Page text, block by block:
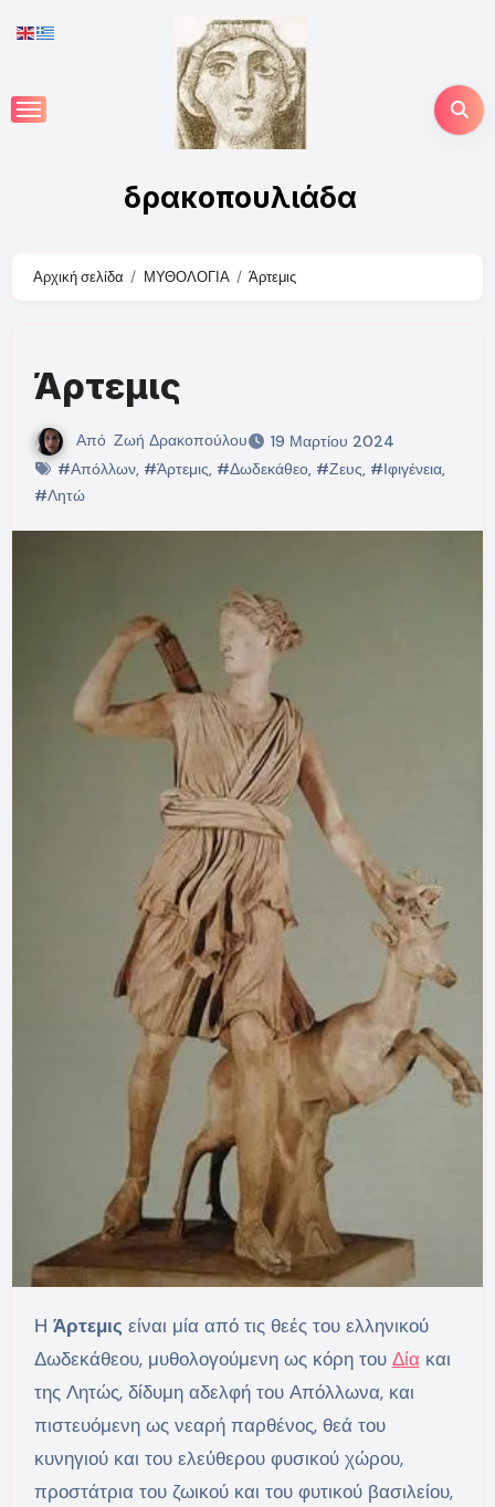
to
δρακοπουλιάδα
Αρχική σελίδα ΜΥΘΟΛΟΓΙΑ Άρτεμις
Άρτεμις
Από Ζωή Δρακοπούλου
19 Μαρτίου 2024
#Απόλλων, #Άρτεμις, #Δωδεκάθεο, #Ζευς, #Ιφιγένεια,
#Λητώ
Άρτεμις είναι μία από τις θεές του ελληνικού
Δωδεκάθεου, μυθολογούμενη ως κόρη του Δίακαι
της Λητώς, δίδυμη αδελφή του Απόλλωνα, και
πιστευόμενη ως νεαρή παρθένος, θεά του
κυνηγιού και του ελεύθερου φυσικού χώρου,
προστάτρια του ζωικού και του φυτικού βασιλείου,